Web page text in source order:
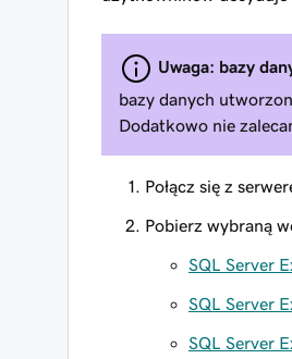
Uwaga: bazy
bazy danych
Dodatkowo nie
Połącz się z
Pobierz wybraną
SQL Server
SQL Server
SQL Server